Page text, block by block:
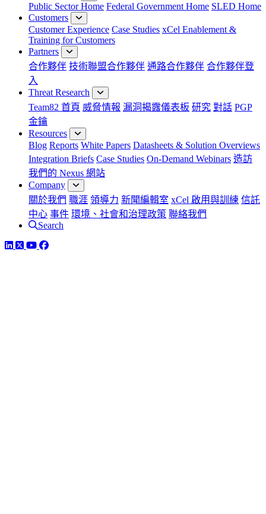
Public Sector Home Federal Government Home SLED Home
Customers
Customer Experience Case Studies xCel Enablement &
Training for Customers
Partners
合作夥伴 技術聯盟合作夥伴 通路合作夥伴 合作夥伴登
入
Threat Research
Team82 首頁 威脅情報 漏洞揭露儀表板 研究 對話 PGP
金鑰
Resources
Blog Reports White Papers Datasheets & Solution Overviews
Integration Briefs Case Studies On-Demand Webinars 造訪
我們的 Nexus 網站
Company
關於我們 職涯 領導力 新聞編輯室 xCel 啟用與訓練 信託
中心 事件 環境、社會和治理政策 聯絡我們
Search
LinkedIn
TwitterYouTube
Facebook